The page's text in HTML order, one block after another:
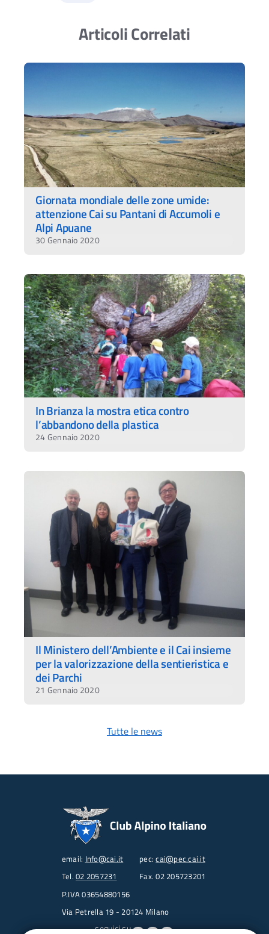
Articoli Correlati
Giornata mondiale delle zone umide:
attenzione Cai su Pantani di Accumoli e
Alpi Apuane
30 Gennaio 2020
In Brianza la mostra etica contro
l’abbandono della plastica
24 Gennaio 2020
Il Ministero dell’Ambiente e il Cai insieme
per la valorizzazione della sentieristica e
dei Parchi
21 Gennaio 2020
Tutte le news
email: Info@cai.it pec:cai@pec.cai.it
Tel. 02 2057231
Fax. 02 205723201
P.IVA 03654880156
Via Petrella 19 - 20124 Milano
seguici su